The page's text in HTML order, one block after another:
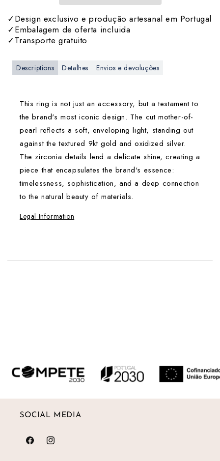
✓Design exclusivo e produção artesanal em Portugal
✓Embalagem de oferta incluida
✓Transporte gratuito
Descriptions Detalhes Envios e devoluções
This ring is not just an accessory, but a testament to
the brand's most iconic design. The cut mother-of-
pearl reflects a soft, enveloping light, standing out
against the textured 9kt gold and oxidized silver.
The zirconia details lend a delicate shine, creating a
piece that encapsulates the brand's essence:
timelessness, sophistication, and a deep connection
to the natural beauty of materials.
Legal Information
num dos vários drop points distribuídos por todo o
país — escolha o que for mais conveniente para si.
SOCIAL MEDIA
FacebookInstagram